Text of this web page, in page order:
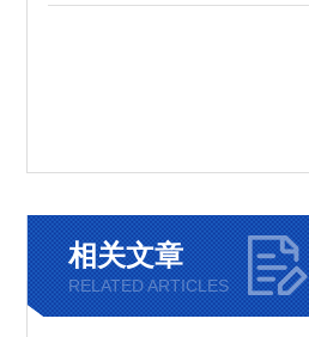
相关文章
RELATED ARTICLES